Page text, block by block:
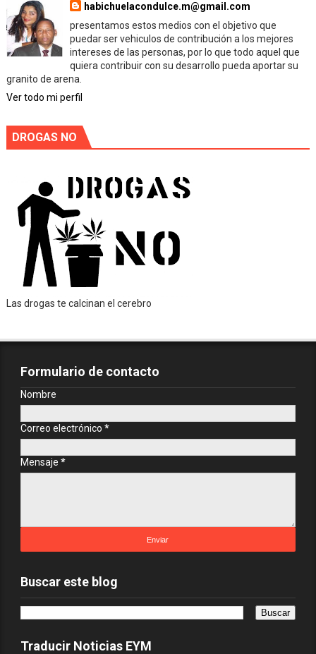
habichuelacondulce.m@gmail.com
presentamos estos medios con el objetivo que
puedar ser vehiculos de contribución a los mejores
intereses de las personas, por lo que todo aquel que
quiera contribuir con su desarrollo pueda aportar su
granito de arena.
Ver todo mi perfil
DROGAS NO
Las drogas te calcinan el cerebro
Formulario de contacto
Nombre
Correo electrónico *
Mensaje *
Buscar este blog
Traducir Noticias EYM